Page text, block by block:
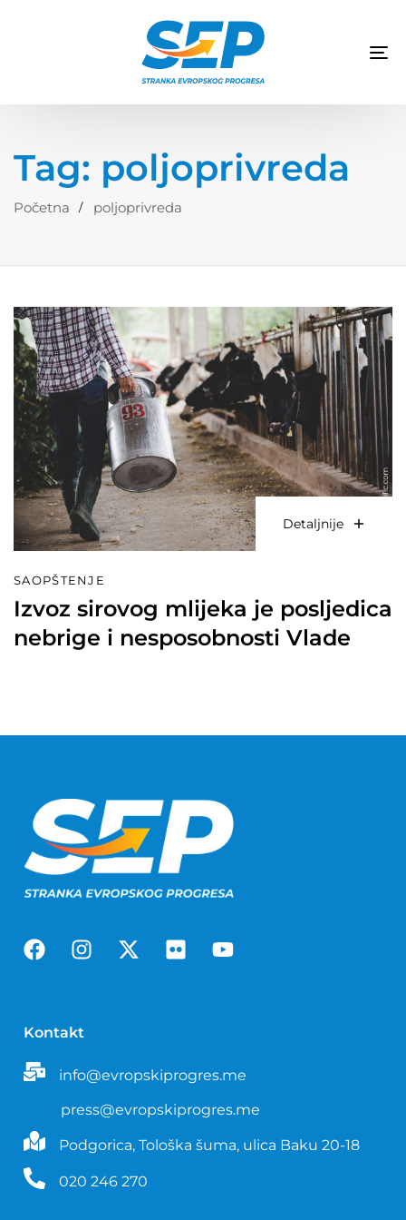
Tag: poljoprivreda
Početna poljoprivreda
Detaljnije
SAOPŠTENJE
Izvoz sirovog mlijeka je posljedica
nebrige i nesposobnosti Vlade
Kontakt
info@evropskiprogres.me
press@evropskiprogres.me
Podgorica, Tološka šuma, ulica Baku 20-18
020 246 270